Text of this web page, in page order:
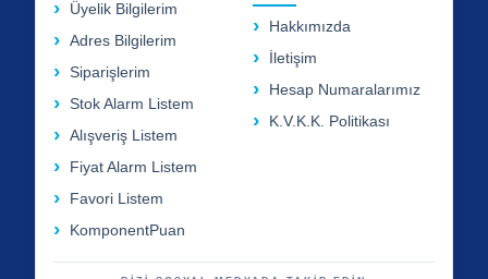
Üyelik Bilgilerim
Adres Bilgilerim
Siparişlerim
Stok Alarm Listem
Alışveriş Listem
Fiyat Alarm Listem
Favori Listem
KomponentPuan
Hakkımızda
İletişim
Hesap Numaralarımız
K.V.K.K. Politikası